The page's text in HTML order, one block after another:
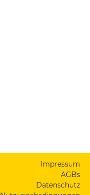
Impressum
AGBs
Datenschutz